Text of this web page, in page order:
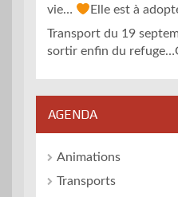
vie…
Elle est à
Transport du 19
sortir enfin du
AGENDA
Animations
Transports